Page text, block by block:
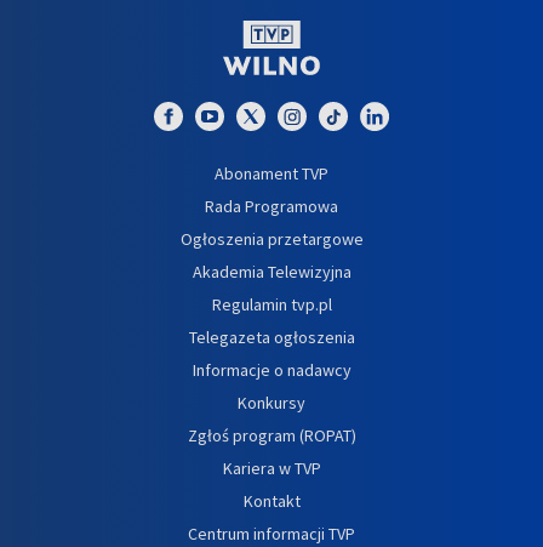
Abonament TVP
Rada Programowa
Ogłoszenia przetargowe
Akademia Telewizyjna
Regulamin tvp.pl
Telegazeta ogłoszenia
Informacje o nadawcy
Konkursy
Zgłoś program (ROPAT)
Kariera w TVP
Kontakt
Centrum informacji TVP